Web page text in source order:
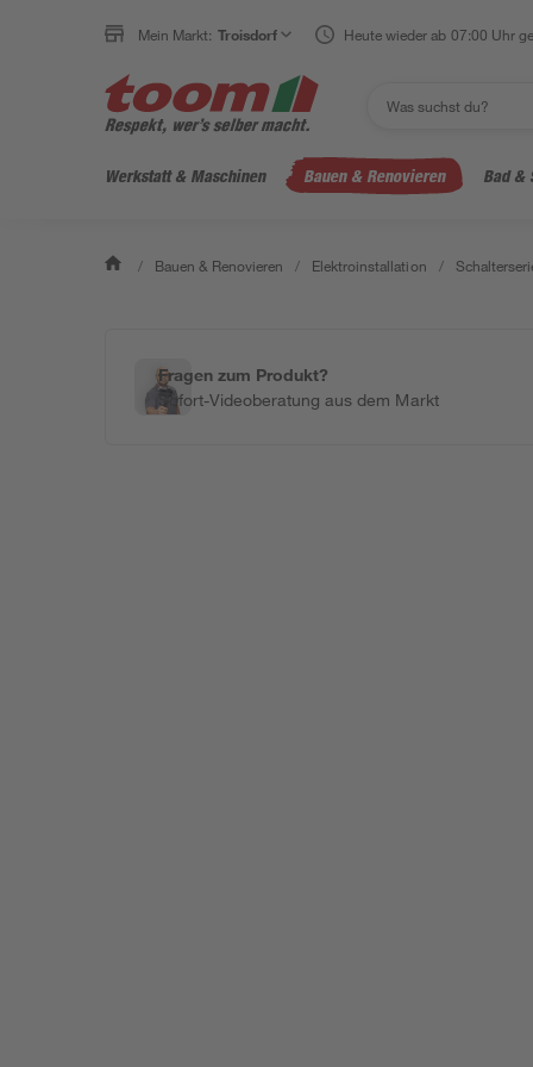
Mein Markt: Troisdorf Heute wieder ab 07:00 Uhr
Werkstatt & Maschinen Bauen & Renovieren Bad &
/ Bauen & Renovieren / Elektroinstallation /
Fragen zum Produkt?
Sofort-Videoberatung aus dem Markt